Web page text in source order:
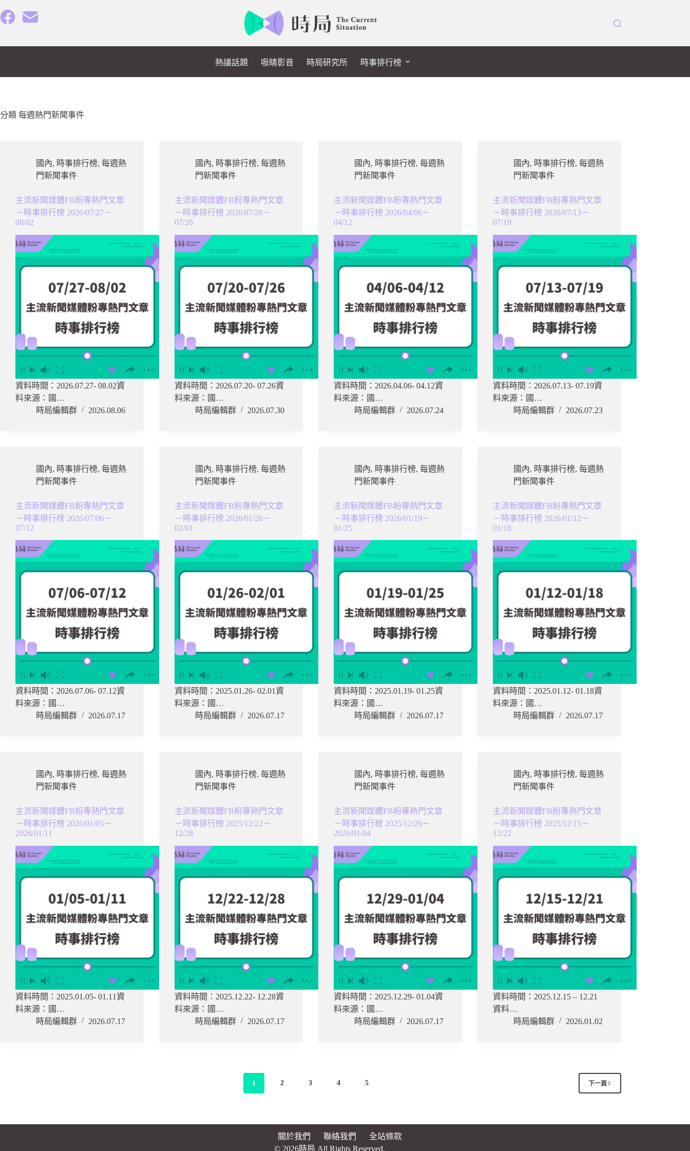
至
熱議話題 吸睛影音 時局研究所 時事排行榜
分類 每週熱門新聞事件
國內, 時事排行榜, 每週熱
門新聞事件
主流新聞媒體FB粉專熱門文章
－時事排行榜 2026/07/27－
08/02
資料時間：2026.07.27- 08.02資
料來源：國…
時局編輯群
2026.08.06
國內, 時事排行榜, 每週熱
門新聞事件
主流新聞媒體FB粉專熱門文章
－時事排行榜 2026/07/20－
07/26
資料時間：2026.07.20- 07.26資
料來源：國…
時局編輯群
2026.07.30
國內, 時事排行榜, 每週熱
門新聞事件
主流新聞媒體FB粉專熱門文章
－時事排行榜 2026/04/06－
04/12
資料時間：2026.04.06- 04.12資
料來源：國…
時局編輯群
2026.07.24
國內, 時事排行榜, 每週熱
門新聞事件
主流新聞媒體FB粉專熱門文章
－時事排行榜 2026/07/13－
07/19
資料時間：2026.07.13- 07.19資
料來源：國…
時局編輯群
2026.07.23
國內, 時事排行榜, 每週熱
門新聞事件
主流新聞媒體FB粉專熱門文章
－時事排行榜 2026/07/06－
07/12
資料時間：2026.07.06- 07.12資
料來源：國…
時局編輯群
2026.07.17
國內, 時事排行榜, 每週熱
門新聞事件
主流新聞媒體FB粉專熱門文章
－時事排行榜 2026/01/26－
02/01
資料時間：2025.01.26- 02.01資
料來源：國…
時局編輯群
2026.07.17
國內, 時事排行榜, 每週熱
門新聞事件
主流新聞媒體FB粉專熱門文章
－時事排行榜 2026/01/19－
01/25
資料時間：2025.01.19- 01.25資
料來源：國…
時局編輯群
2026.07.17
國內, 時事排行榜, 每週熱
門新聞事件
主流新聞媒體FB粉專熱門文章
－時事排行榜 2026/01/12－
01/18
資料時間：2025.01.12- 01.18資
料來源：國…
時局編輯群
2026.07.17
國內, 時事排行榜, 每週熱
門新聞事件
主流新聞媒體FB粉專熱門文章
－時事排行榜 2026/01/05－
2026/01/11
資料時間：2025.01.05- 01.11資
料來源：國…
時局編輯群
2026.07.17
國內, 時事排行榜, 每週熱
門新聞事件
主流新聞媒體FB粉專熱門文章
－時事排行榜 2025/12/22－
12/28
資料時間：2025.12.22- 12.28資
料來源：國…
時局編輯群
2026.07.17
國內, 時事排行榜, 每週熱
門新聞事件
主流新聞媒體FB粉專熱門文章
－時事排行榜 2025/12/29－
2026/01/04
資料時間：2025.12.29- 01.04資
料來源：國…
時局編輯群
2026.07.17
國內, 時事排行榜, 每週熱
門新聞事件
主流新聞媒體FB粉專熱門文章
－時事排行榜 2025/12/15－
12/22
資料時間：2025.12.15 – 12.21
資料…
時局編輯群
2026.01.02
1 2 3 4 5 下一頁
關於我們 聯絡我們
全站條款
© 2026時局 All Rights Reserved.